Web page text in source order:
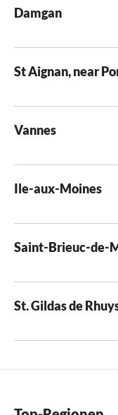
Damgan
St Aignan, near
Vannes
Ile-aux-Moines
Saint-Brieuc-de-
St. Gildas de